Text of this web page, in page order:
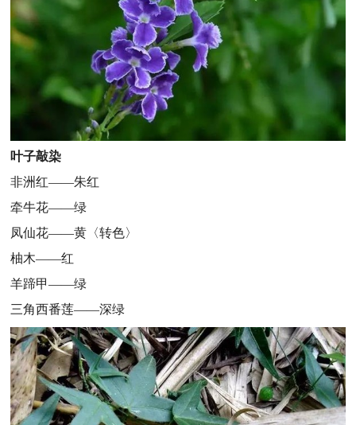
叶子敲染
非洲红——朱红
牵牛花——绿
凤仙花——黄〈转色〉
柚木——红
羊蹄甲——绿
三角西番莲——深绿